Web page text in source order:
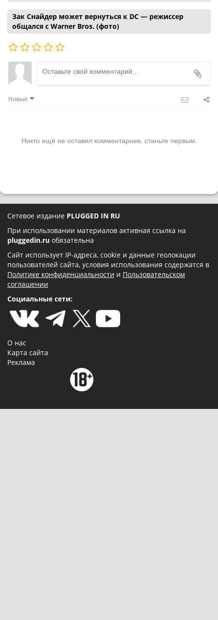
Зак Снайдер может вернуться к DC — режиссер
общался с Warner Bros. (фото)
Новые
Никто ещё не оставил комментариев, станьте первым.
Сетевое издание PLUGGED IN RU
При использовании материалов активная ссылка на
pluggedin.ru обязательна
Сайт использует IP-адреса, cookie и данные геолокации
пользователей сайта, условия использования содержатся в
Политике конфиденциальности и Пользовательском
соглашении
Социальные сети:
О нас
Карта сайта
Реклама